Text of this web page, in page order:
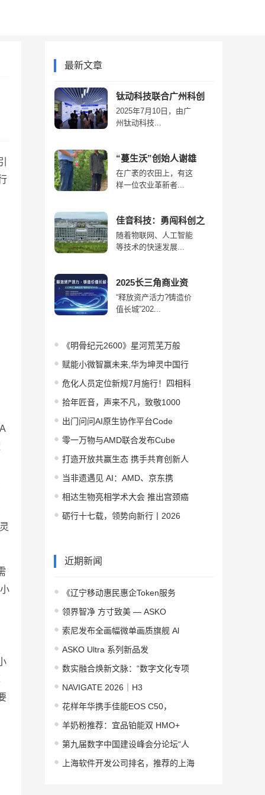
最新文章
钛动科技联合广州科创
2025年7月10日，由广
州钛动科技...
“蔓生沃”创始人谢雄
在广袤的农田上，有这
样一位农业革新者...
佳音科技：勇闯科创之
随着物联网、人工智能
等技术的快速发展...
2025长三角商业资
“释放资产活力?铸造价
值长城”202...
《明骨纪元2600》星河荒芜万般
赋能小微智赢未来,华为坤灵中国行
危化人员定位新规7月施行！四相科
拾年匠音，声来不凡，致敬1000
出门问问AI原生协作平台Code
零一万物与AMD联合发布Cube
打造开放共赢生态 携手共育创新人
当非遗遇见 AI：AMD、京东携
相达生物亮相学术大会 推出宫颈癌
砺行十七载，领势向新行丨2026
近期新闻
《辽宁移动惠民惠企Token服务
领界智净 方寸致美 — ASKO
索尼发布全画幅微单画质旗舰 Al
ASKO Ultra 系列新品发
数实融合焕新文脉：“数字文化专项
NAVIGATE 2026｜H3
花样年华携手佳能EOS C50，
羊奶粉推荐：宜品铂能双 HMO+
第九届数字中国建设峰会分论坛“人
上海软件开发公司排名，推荐的上海